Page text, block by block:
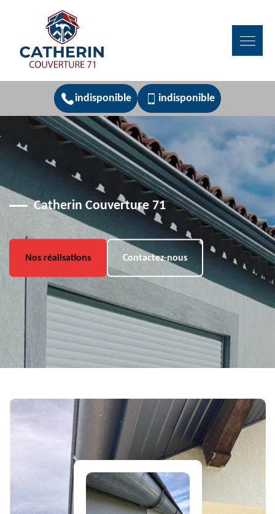
indisponible indisponible
Catherin Couverture 71
Nos réalisations Contactez-nous